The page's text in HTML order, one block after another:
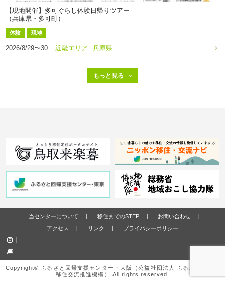
【現地開催】多可ぐらし体験日帰りツアー
（兵庫県・多可町）
体験 現地
2026/8/29〜30 近畿エリア 兵庫県
当センターについて 移住までのSTEP
お問い合わせ
アクセス
リンク プライバシーポリシー
Copyright© ふるさと回帰支援センター・大阪（公益社団法人 ふるさと回帰・
移住交流推進機構） All rights reserved.